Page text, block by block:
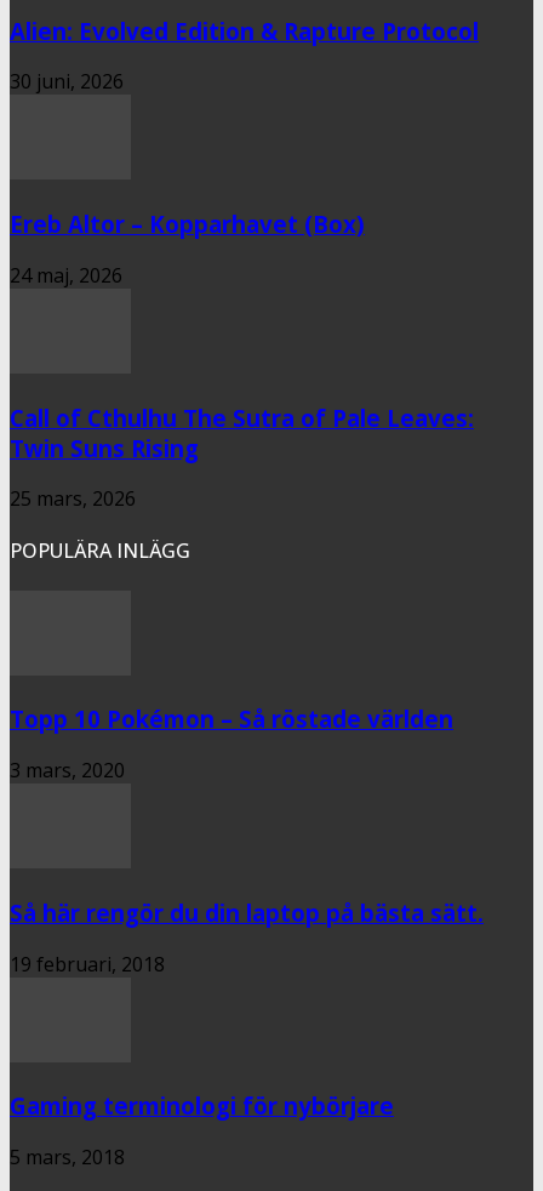
Alien: Evolved Edition & Rapture Protocol
30 juni, 2026
Ereb Altor – Kopparhavet (Box)
24 maj, 2026
Call of Cthulhu The Sutra of Pale Leaves:
Twin Suns Rising
25 mars, 2026
POPULÄRA INLÄGG
Topp 10 Pokémon – Så röstade världen
3 mars, 2020
Så här rengör du din laptop på bästa sätt.
19 februari, 2018
Gaming terminologi för nybörjare
5 mars, 2018